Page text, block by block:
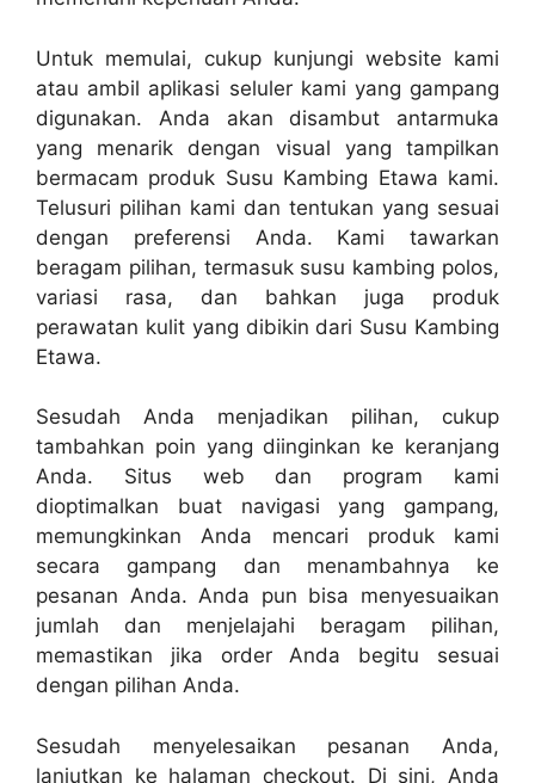
Untuk memulai, cukup kunjungi website kami
atau ambil aplikasi seluler kami yang gampang
digunakan. Anda akan disambut antarmuka
yang menarik dengan visual yang tampilkan
bermacam produk Susu Kambing Etawa kami.
Telusuri pilihan kami dan tentukan yang sesuai
dengan preferensi Anda. Kami tawarkan
beragam pilihan, termasuk susu kambing polos,
variasi rasa, dan bahkan juga produk
perawatan kulit yang dibikin dari Susu Kambing
Etawa.
Sesudah Anda menjadikan pilihan, cukup
tambahkan poin yang diinginkan ke keranjang
Anda. Situs web dan program kami
dioptimalkan buat navigasi yang gampang,
memungkinkan Anda mencari produk kami
secara gampang dan menambahnya ke
pesanan Anda. Anda pun bisa menyesuaikan
jumlah dan menjelajahi beragam pilihan,
memastikan jika order Anda begitu sesuai
dengan pilihan Anda.
Sesudah menyelesaikan pesanan Anda,
lanjutkan ke halaman checkout. Di sini, Anda